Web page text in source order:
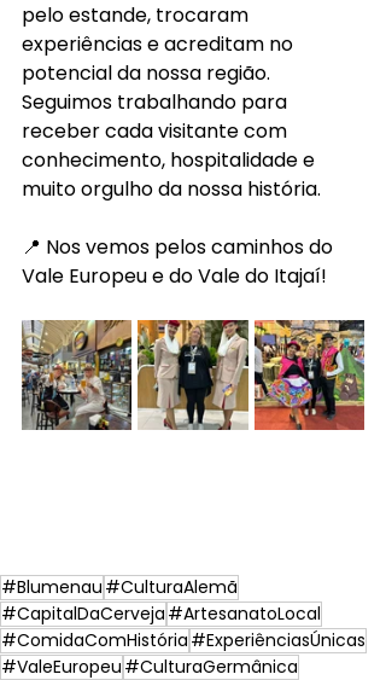
pelo estande, trocaram
experiências e acreditam no
potencial da nossa região.
Seguimos trabalhando para
receber cada visitante com
conhecimento, hospitalidade e
muito orgulho da nossa história.
📍 Nos vemos pelos caminhos do
Vale Europeu e do Vale do Itajaí!
#Blumenau #CulturaAlemã
#CapitalDaCerveja #ArtesanatoLocal
#ComidaComHistória #ExperiênciasÚnicas
#ValeEuropeu #CulturaGermânica